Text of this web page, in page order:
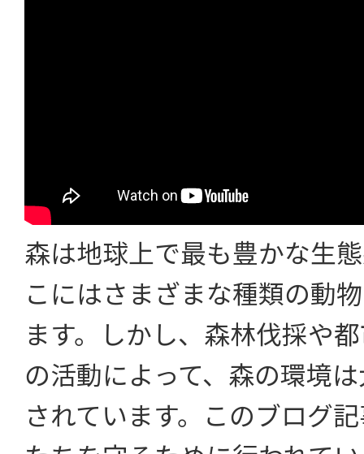
森は地球上で最も豊かな生
こにはさまざまな種類の動
ます。しかし、森林伐採や
の活動によって、森の環境
されています。このブログ